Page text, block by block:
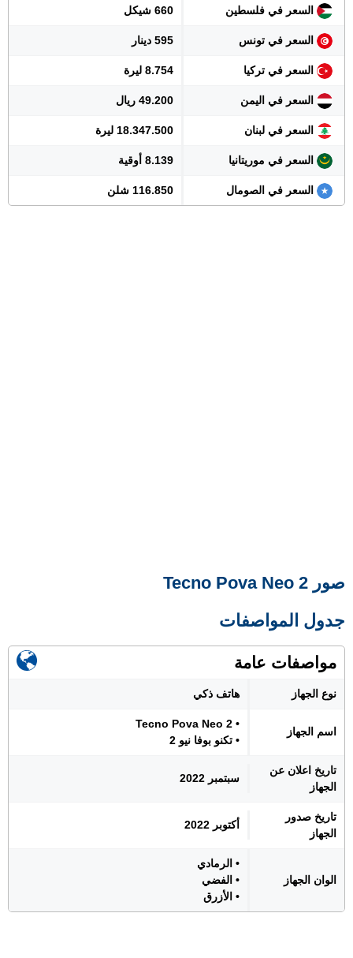
السعر في فلسطين 660 شيكل
السعر في تونس 595 دينار
السعر في تركيا 8.754 ليرة
السعر في اليمن 49.200 ريال
السعر في لبنان 18.347.500 ليرة
السعر في موريتانيا 8.139 أوقية
السعر في الصومال 116.850 شلن
صور Tecno Pova Neo 2
جدول المواصفات
مواصفات عامة
نوع الجهاز هاتف ذكي
اسم الجهاز
• Tecno Pova Neo 2
• تكنو بوفا نيو 2
تاريخ اعلان عن
الجهاز
سبتمبر 2022
تاريخ صدور
الجهاز
أكتوبر 2022
الوان الجهاز
• الرمادي
• الفضي
• الأزرق